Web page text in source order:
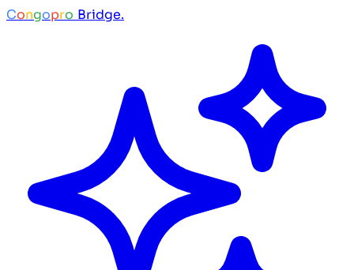
Congopro Bridge.